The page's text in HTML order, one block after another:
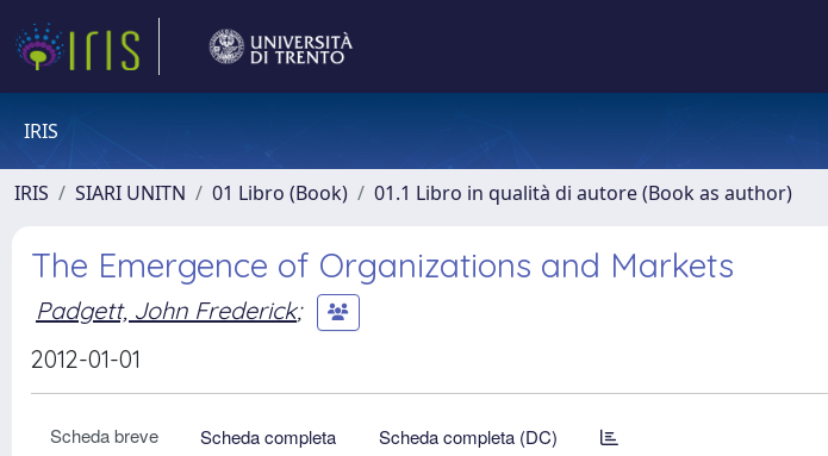
IRIS
IRIS SIARI UNITN 01 Libro (Book) 01.1 Libro in qualità di autore (Book as author)
The Emergence of Organizations and Markets
Padgett, John Frederick;
2012-01-01
Scheda breve Scheda completa Scheda completa (DC)